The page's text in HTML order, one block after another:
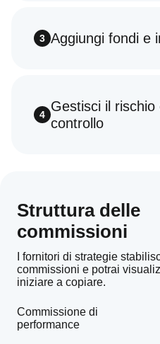
3 Aggiungi fondi e
4
Gestisci il rischio
controllo
Struttura delle
commissioni
I fornitori di strategie
commissioni e potrai
iniziare a copiare.
Commissione di
performance